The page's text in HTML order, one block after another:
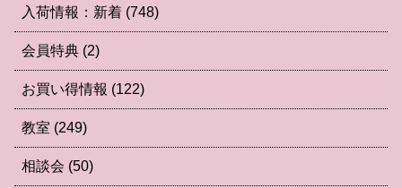
入荷情報：新着 (748)
会員特典 (2)
お買い得情報 (122)
教室 (249)
相談会 (50)